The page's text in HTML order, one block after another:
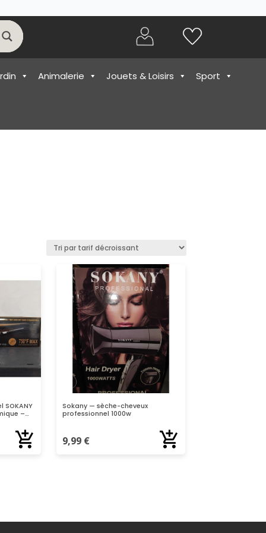
Animalerie Jouets & Loisirs Sport
SOKANY
–
Sokany — sèche-cheveux
professionnel 1000w
9,99 €